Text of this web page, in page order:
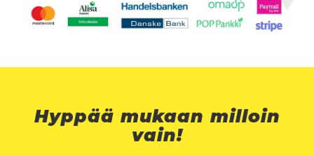
Hyppää mukaan milloin
vain!